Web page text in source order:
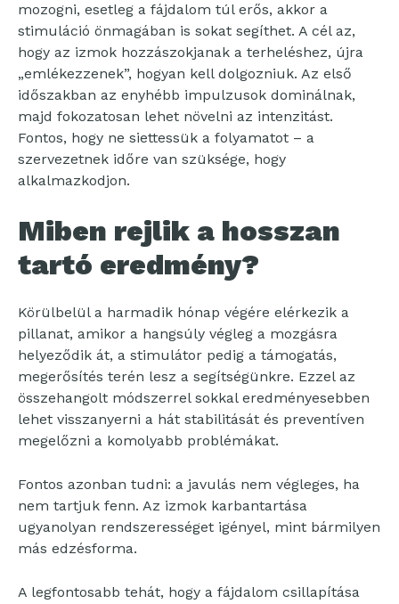
mozogni, esetleg a fájdalom túl erős, akkor a
stimuláció önmagában is sokat segíthet. A cél az,
hogy az izmok hozzászokjanak a terheléshez, újra
„emlékezzenek”, hogyan kell dolgozniuk. Az első
időszakban az enyhébb impulzusok dominálnak,
majd fokozatosan lehet növelni az intenzitást.
Fontos, hogy ne siettessük a folyamatot – a
szervezetnek időre van szüksége, hogy
alkalmazkodjon.
Miben rejlik a hosszan
tartó eredmény?
Körülbelül a harmadik hónap végére elérkezik a
pillanat, amikor a hangsúly végleg a mozgásra
helyeződik át, a stimulátor pedig a támogatás,
megerősítés terén lesz a segítségünkre. Ezzel az
összehangolt módszerrel sokkal eredményesebben
lehet visszanyerni a hát stabilitását és preventíven
megelőzni a komolyabb problémákat.
Fontos azonban tudni: a javulás nem végleges, ha
nem tartjuk fenn. Az izmok karbantartása
ugyanolyan rendszerességet igényel, mint bármilyen
más edzésforma.
A legfontosabb tehát, hogy a fájdalom csillapítása